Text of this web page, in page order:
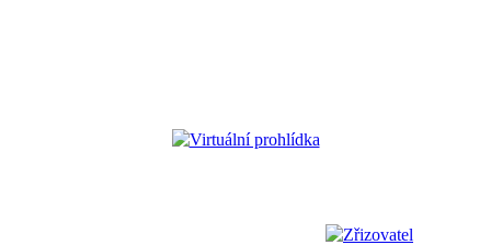
Virtuální prohlídka
Zřizovatel